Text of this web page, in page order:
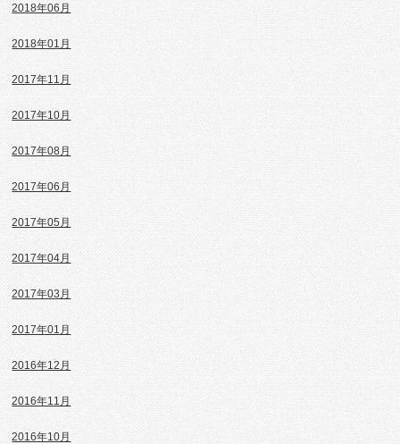
2018年06月
2018年01月
2017年11月
2017年10月
2017年08月
2017年06月
2017年05月
2017年04月
2017年03月
2017年01月
2016年12月
2016年11月
2016年10月